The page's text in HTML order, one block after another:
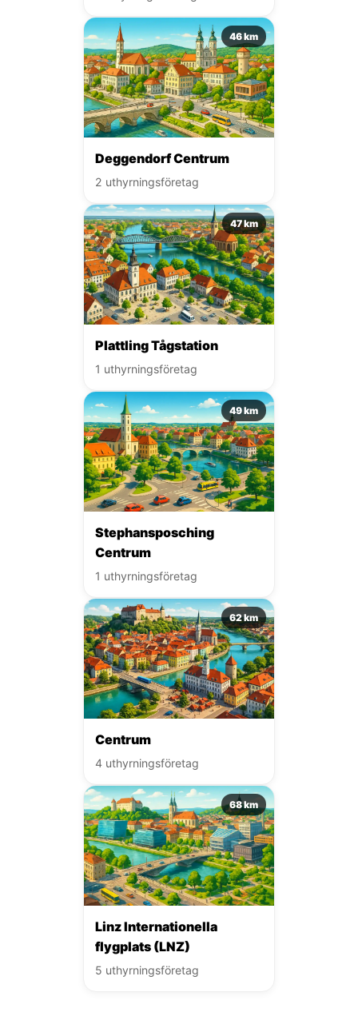
46 km
Deggendorf Centrum
2 uthyrningsföretag
47 km
Plattling Tågstation
1 uthyrningsföretag
49 km
Stephansposching
Centrum
1 uthyrningsföretag
62 km
Centrum
4 uthyrningsföretag
68 km
Linz Internationella
flygplats (LNZ)
5 uthyrningsföretag